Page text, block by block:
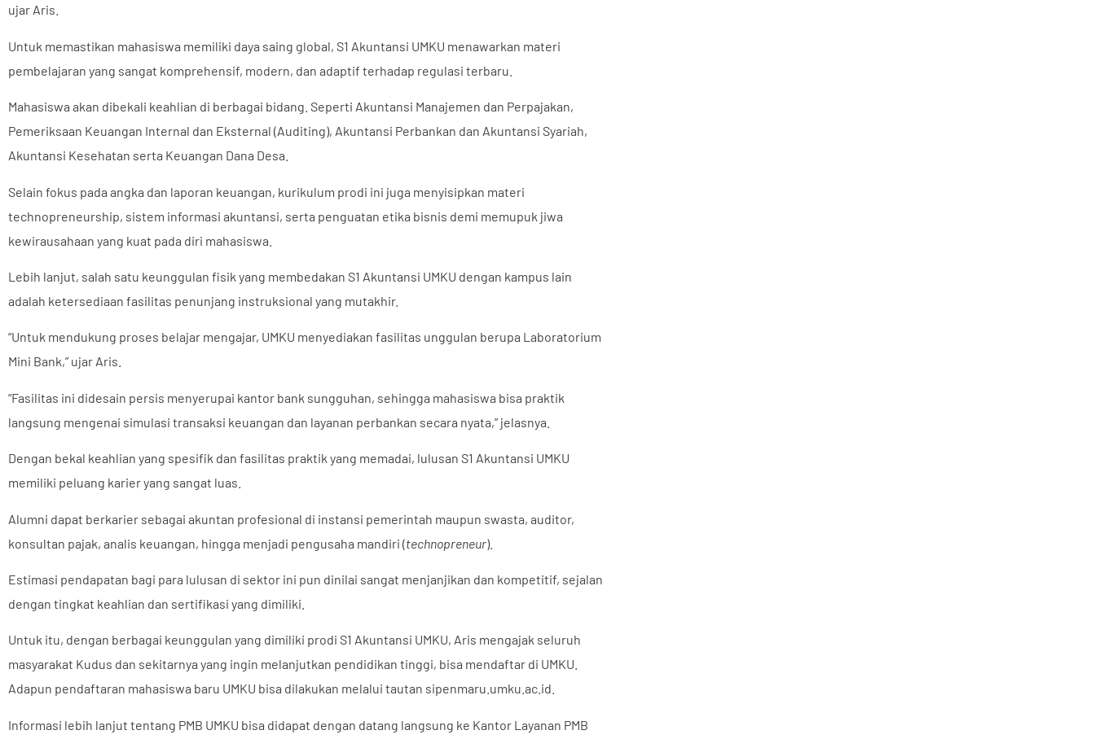
ujar Aris.
Untuk memastikan mahasiswa memiliki daya saing global, S1 Akuntansi UMKU menawarkan materi
pembelajaran yang sangat komprehensif, modern, dan adaptif terhadap regulasi terbaru.
Mahasiswa akan dibekali keahlian di berbagai bidang. Seperti Akuntansi Manajemen dan Perpajakan,
Pemeriksaan Keuangan Internal dan Eksternal (Auditing), Akuntansi Perbankan dan Akuntansi Syariah,
Akuntansi Kesehatan serta Keuangan Dana Desa.
Selain fokus pada angka dan laporan keuangan, kurikulum prodi ini juga menyisipkan materi
technopreneurship, sistem informasi akuntansi, serta penguatan etika bisnis demi memupuk jiwa
kewirausahaan yang kuat pada diri mahasiswa.
Lebih lanjut, salah satu keunggulan fisik yang membedakan S1 Akuntansi UMKU dengan kampus lain
adalah ketersediaan fasilitas penunjang instruksional yang mutakhir.
“Untuk mendukung proses belajar mengajar, UMKU menyediakan fasilitas unggulan berupa Laboratorium
Mini Bank,” ujar Aris.
“Fasilitas ini didesain persis menyerupai kantor bank sungguhan, sehingga mahasiswa bisa praktik
langsung mengenai simulasi transaksi keuangan dan layanan perbankan secara nyata,” jelasnya.
Dengan bekal keahlian yang spesifik dan fasilitas praktik yang memadai, lulusan S1 Akuntansi UMKU
memiliki peluang karier yang sangat luas.
Alumni dapat berkarier sebagai akuntan profesional di instansi pemerintah maupun swasta, auditor,
konsultan pajak, analis keuangan, hingga menjadi pengusaha mandiri (technopreneur).
Estimasi pendapatan bagi para lulusan di sektor ini pun dinilai sangat menjanjikan dan kompetitif, sejalan
dengan tingkat keahlian dan sertifikasi yang dimiliki.
Untuk itu, dengan berbagai keunggulan yang dimiliki prodi S1 Akuntansi UMKU, Aris mengajak seluruh
masyarakat Kudus dan sekitarnya yang ingin melanjutkan pendidikan tinggi, bisa mendaftar di UMKU.
Adapun pendaftaran mahasiswa baru UMKU bisa dilakukan melalui tautan sipenmaru.umku.ac.id
Informasi lebih lanjut tentang PMB UMKU bisa didapat dengan datang langsung ke Kantor Layanan PMB